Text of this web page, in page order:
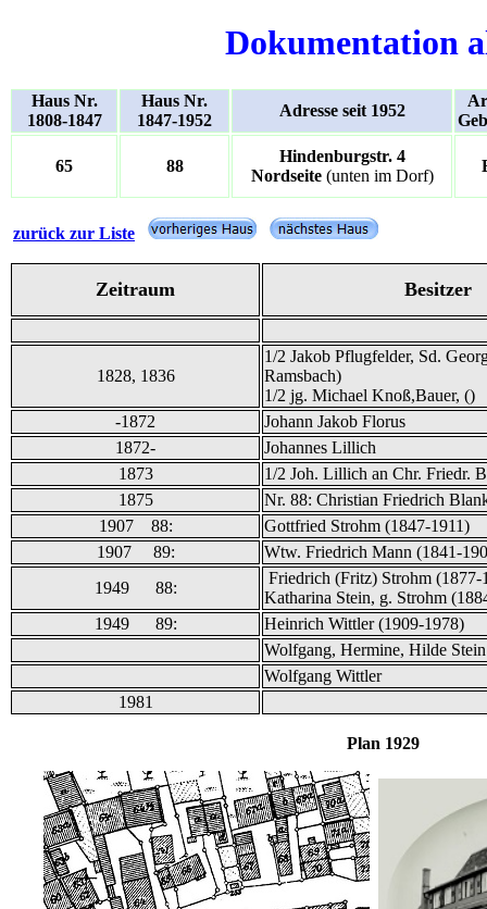
Dokumentation
Haus Nr.
1808-1847
Haus Nr.
1847-1952
Adresse seit 1952
65 88
Hindenburgstr. 4
Nordseite (unten im Dorf)
zurück zur Liste
Zeitraum Besitzer
1828, 1836
1/2 Jakob Pflugfelder, Sd.
Ramsbach)
1/2 jg. Michael Knoß,Bauer, ()
-1872
Johann Jakob Florus
1872-
Johannes Lillich
1873
1/2 Joh. Lillich an Chr. Friedr.
1875
Nr. 88: Christian Friedrich
1907 88:
Gottfried Strohm (1847-1911)
1907 89:
Wtw. Friedrich Mann (1841-
1949 88:
Friedrich (Fritz) Strohm (1877-
Katharina Stein, g. Strohm
1949 89:
Heinrich Wittler (1909-1978)
Wolfgang, Hermine, Hilde Stein
Wolfgang Wittler
1981
Plan